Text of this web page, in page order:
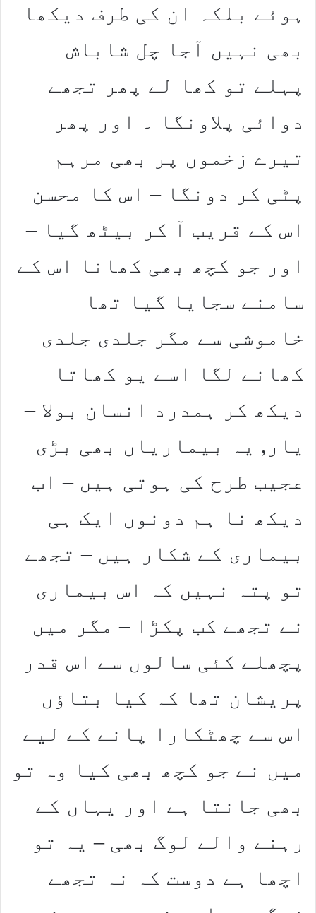
ہوئے بلکہ ان کی طرف دیکھا
بھی نہیں آجا چل شاباش
پہلے تو کھا لے پھر تجھے
دوائی پلاونگا ۔ اور پھر
تیرے زخموں پر بھی مرہم
پٹی کر دونگا – اس کا محسن
اس کے قریب آ کر بیٹھ گیا –
اور جو کچھ بھی کھانا اس کے
سامنے سجایا گیا تھا
خاموشی سے مگر جلدی جلدی
کھانے لگا اسے یو کھاتا
دیکھ کر ہمدرد انسان بولا –
یار, یہ بیماریاں بھی بڑی
عجیب طرح کی ہوتی ہیں – اب
دیکھ نا ہم دونوں ایک ہی
بیماری کے شکار ہیں – تجھے
تو پتہ نہیں کہ اس بیماری
نے تجھے کب پکڑا – مگر میں
پچھلے کئی سالوں سے اس قدر
پریشان تھا کہ کیا بتاؤں
اس سے چھٹکارا پانے کے لیے
میں نے جو کچھ بھی کیا وہ تو
بھی جانتا ہے اور یہاں کے
رہنے والے لوگ بھی – یہ تو
اچھا ہے دوست کہ نہ تجھے